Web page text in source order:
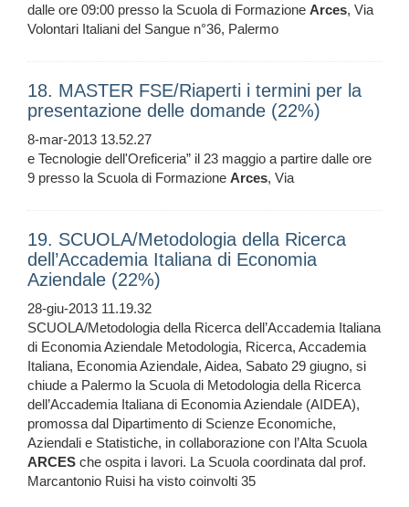
dalle ore 09:00 presso la Scuola di Formazione Arces, Via
Volontari Italiani del Sangue n°36, Palermo
18. MASTER FSE/Riaperti i termini per la
presentazione delle domande (22%)
8-mar-2013 13.52.27
e Tecnologie dell'Oreficeria” il 23 maggio a partire dalle ore
9 presso la Scuola di Formazione Arces, Via
19. SCUOLA/Metodologia della Ricerca
dell’Accademia Italiana di Economia
Aziendale (22%)
28-giu-2013 11.19.32
SCUOLA/Metodologia della Ricerca dell’Accademia Italiana
di Economia Aziendale Metodologia, Ricerca, Accademia
Italiana, Economia Aziendale, Aidea, Sabato 29 giugno, si
chiude a Palermo la Scuola di Metodologia della Ricerca
dell’Accademia Italiana di Economia Aziendale (AIDEA),
promossa dal Dipartimento di Scienze Economiche,
Aziendali e Statistiche, in collaborazione con l’Alta Scuola
ARCES che ospita i lavori. La Scuola coordinata dal prof.
Marcantonio Ruisi ha visto coinvolti 35